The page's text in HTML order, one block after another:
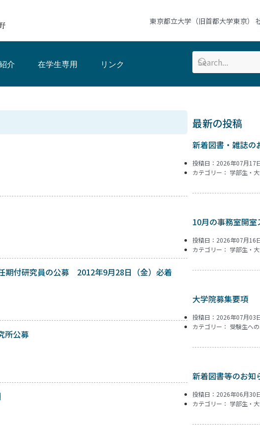
東京都立大学（旧首都大学東京）
介 在学生専用 リンク
期付研究員の公募 2012年9月28日（金）必着
所公募
最新の投稿
新着図書・雑誌の
投稿日：2026年07月17
カテゴリー： 学部生・
10月の事務室開室
投稿日：2026年07月16
カテゴリー： 学部生・
大学院募集要項
投稿日：2026年07月03
カテゴリー： 受験生へ
新着図書等のお知
投稿日：2026年06月30
カテゴリー： 学部生・